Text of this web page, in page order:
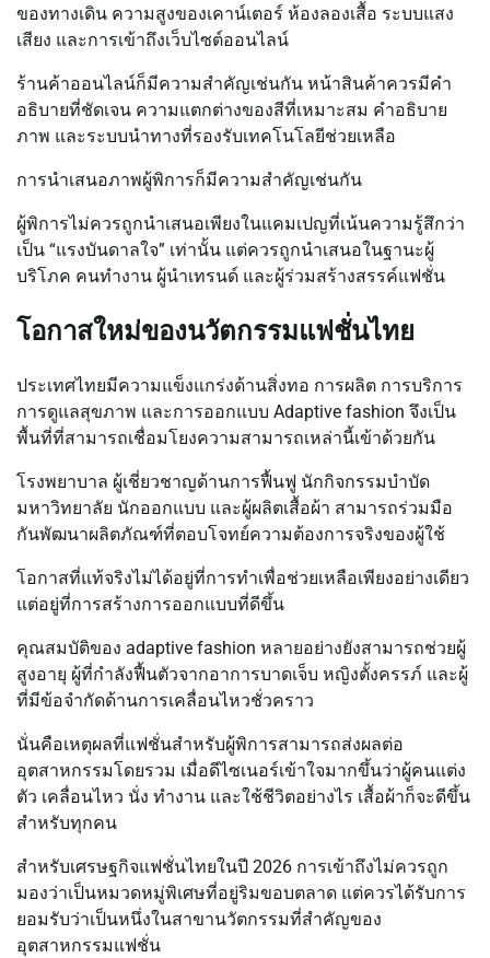
ของทางเดิน ความสูงของเคาน์เตอร์ ห้องลองเสื้อ ระบบแสง
เสียง และการเข้าถึงเว็บไซต์ออนไลน์
ร้านค้าออนไลน์ก็มีความสำคัญเช่นกัน หน้าสินค้าควรมีคำ
อธิบายที่ชัดเจน ความแตกต่างของสีที่เหมาะสม คำอธิบาย
ภาพ และระบบนำทางที่รองรับเทคโนโลยีช่วยเหลือ
การนำเสนอภาพผู้พิการก็มีความสำคัญเช่นกัน
ผู้พิการไม่ควรถูกนำเสนอเพียงในแคมเปญที่เน้นความรู้สึกว่า
เป็น “แรงบันดาลใจ” เท่านั้น แต่ควรถูกนำเสนอในฐานะผู้
บริโภค คนทำงาน ผู้นำเทรนด์ และผู้ร่วมสร้างสรรค์แฟชั่น
โอกาสใหม่ของนวัตกรรมแฟชั่นไทย
ประเทศไทยมีความแข็งแกร่งด้านสิ่งทอ การผลิต การบริการ
การดูแลสุขภาพ และการออกแบบ Adaptive fashion จึงเป็น
พื้นที่ที่สามารถเชื่อมโยงความสามารถเหล่านี้เข้าด้วยกัน
โรงพยาบาล ผู้เชี่ยวชาญด้านการฟื้นฟู นักกิจกรรมบำบัด
มหาวิทยาลัย นักออกแบบ และผู้ผลิตเสื้อผ้า สามารถร่วมมือ
กันพัฒนาผลิตภัณฑ์ที่ตอบโจทย์ความต้องการจริงของผู้ใช้
โอกาสที่แท้จริงไม่ได้อยู่ที่การทำเพื่อช่วยเหลือเพียงอย่างเดียว
แต่อยู่ที่การสร้างการออกแบบที่ดีขึ้น
คุณสมบัติของ adaptive fashion หลายอย่างยังสามารถช่วยผู้
สูงอายุ ผู้ที่กำลังฟื้นตัวจากอาการบาดเจ็บ หญิงตั้งครรภ์ และผู้
ที่มีข้อจำกัดด้านการเคลื่อนไหวชั่วคราว
นั่นคือเหตุผลที่แฟชั่นสำหรับผู้พิการสามารถส่งผลต่อ
อุตสาหกรรมโดยรวม เมื่อดีไซเนอร์เข้าใจมากขึ้นว่าผู้คนแต่ง
ตัว เคลื่อนไหว นั่ง ทำงาน และใช้ชีวิตอย่างไร เสื้อผ้าก็จะดีขึ้น
สำหรับทุกคน
สำหรับเศรษฐกิจแฟชั่นไทยในปี 2026 การเข้าถึงไม่ควรถูก
มองว่าเป็นหมวดหมู่พิเศษที่อยู่ริมขอบตลาด แต่ควรได้รับการ
ยอมรับว่าเป็นหนึ่งในสาขานวัตกรรมที่สำคัญของ
อุตสาหกรรมแฟชั่น